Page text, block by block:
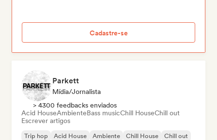
Cadastre-se
Parkett
Mídia/Jornalista
> 4300 feedbacks enviados
Acid HouseAmbienteBass musicChill HouseChill out
Escrever artigos
Trip hop Acid House Ambiente Chill House
Chill out